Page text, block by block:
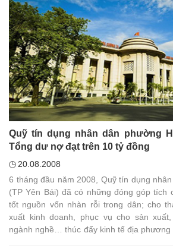
Quỹ tín dụng nhân dân phường
Tổng dư nợ đạt trên 10 tỷ đồng
20.08.2008
6 tháng đầu năm 2008, Quỹ tín dụng
(TP Yên Bái) đã có những đóng góp tích
tốt nguồn vốn nhàn rỗi trong dân; cho
xuất kinh doanh, phục vụ cho sản
ngành nghề… thúc đẩy kinh tế địa phương